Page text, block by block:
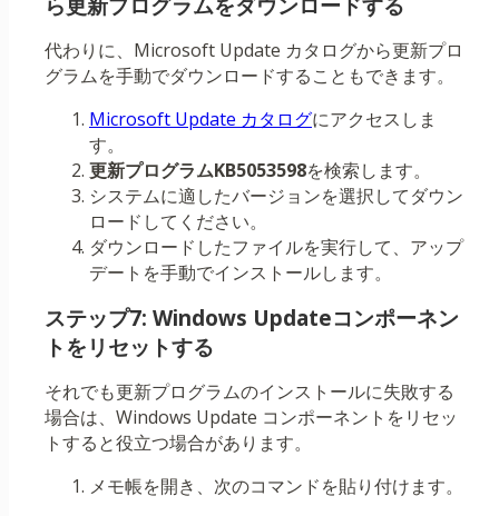
ら更新プログラムをダウンロードする
代わりに、Microsoft Update カタログから更新プロ
グラムを手動でダウンロードすることもできます。
Microsoft Update カタログにアクセスしま
す。
更新プログラムKB5053598を検索します。
システムに適したバージョンを選択してダウン
ロードしてください。
ダウンロードしたファイルを実行して、アップ
デートを手動でインストールします。
ステップ7: Windows Updateコンポーネン
トをリセットする
それでも更新プログラムのインストールに失敗する
場合は、Windows Update コンポーネントをリセッ
トすると役立つ場合があります。
メモ帳を開き、次のコマンドを貼り付けます。